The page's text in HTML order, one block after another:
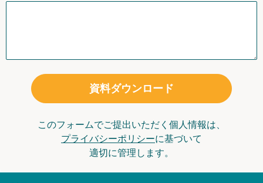
資料ダウンロード
このフォームでご提出いただく個人情報は、
プライバシーポリシーに基づいて
適切に管理します。